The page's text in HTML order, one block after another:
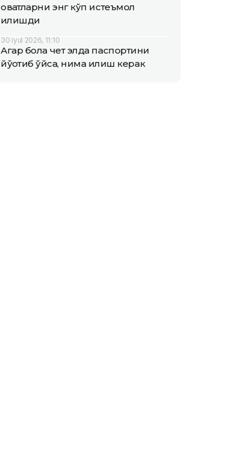
овқатларни энг кўп истеъмол
қилишди
30 iyul 2026, 11:10
Агар бола чет элда паспортини
йўқотиб қўйса, нима қилиш керак